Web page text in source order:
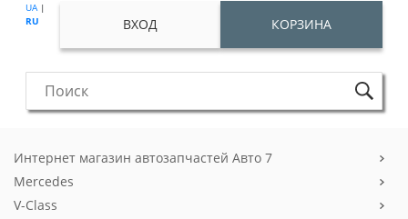
UA|
RU
ВХОД КОРЗИНА
Интернет магазин автозапчастей Авто 7
Mercedes
V-Class